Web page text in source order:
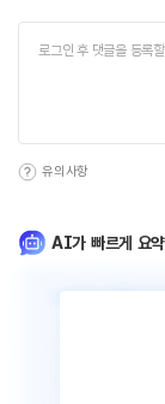
유의사항
AI가 빠르게 요